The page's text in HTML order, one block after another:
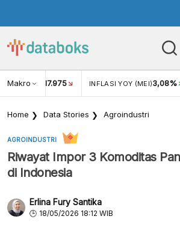
Makro
USD/IDR 17.975 INFLASI YOY (MEI)3,08%
Home Data Stories Agroindustri
AGROINDUSTRI
Riwayat Impor 3 Komoditas
di Indonesia
Erlina Fury Santika
18/05/2026 18:12 WIB